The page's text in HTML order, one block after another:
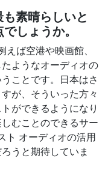
も素晴らしいと
しょうか。
ば空港や映画館、
ようなオーディオの
ことです。日本はさ
が、そういった方々
ができるようになり
むことのできるサー
ト オーディオの活用
うと期待していま